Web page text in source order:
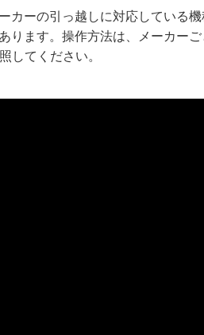
カーの引っ越しに対応している
ります。操作方法は、メーカー
してください。